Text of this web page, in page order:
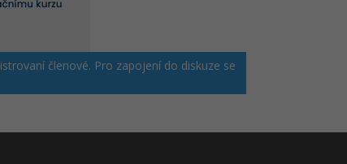
členové. Pro zapojení do diskuze se